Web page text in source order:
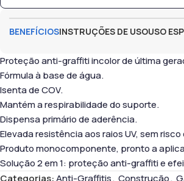
BENEFÍCIOSINSTRUÇÕES DE USOUSO
Proteção anti-graffiti incolor de última
Fórmula à base de água.
Isenta de COV.
Mantém a respirabilidade do suporte.
Dispensa primário de aderência.
Elevada resistência aos raios UV, sem
Produto monocomponente, pronto a
Solução 2 em 1: proteção anti-graffiti e
Categorias:Anti-Graffitis, Construção,